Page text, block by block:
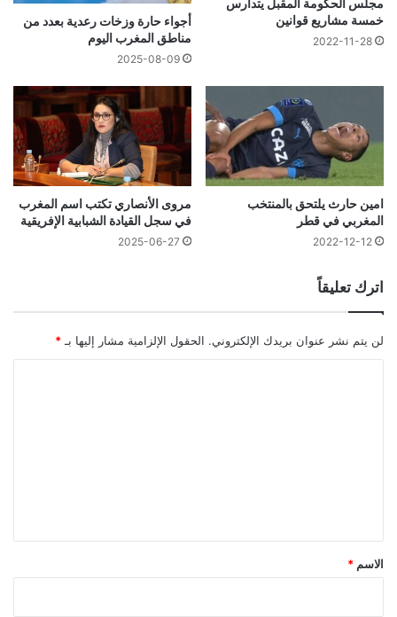
خمسة مشاريع قوانين
2022-11-28
أجواء حارة وزخات رعدية بعدد من
مناطق المغرب اليوم
2025-08-09
امين حارث يلتحق بالمنتخب
المغربي في قطر
2022-12-12
مروى الأنصاري تكتب اسم المغرب
في سجل القيادة الشبابية الإفريقية
2025-06-27
اترك تعليقاً
لن يتم نشر عنوان بريدك الإلكتروني. الحقول الإلزامية مشار إليها بـ *
*
الاسم *